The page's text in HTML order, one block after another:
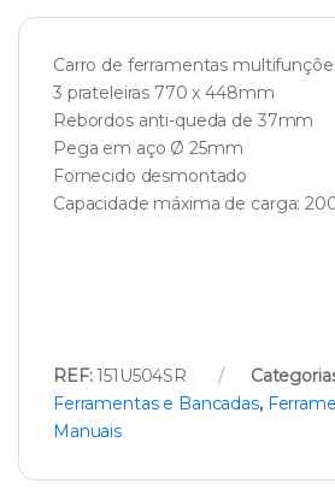
Carro de ferramentas
3 prateleiras 770 x 448mm
Rebordos anti-queda de 37mm
Pega em aço Ø 25mm
Fornecido desmontado
Capacidade máxima de carga:
REF:151U504SR
Ferramentas e Bancadas,
Manuais